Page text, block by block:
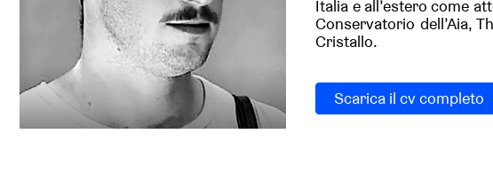
Italia e all’estero come
Conservatorio dell’Aia,
Cristallo.
Scarica il cv completo